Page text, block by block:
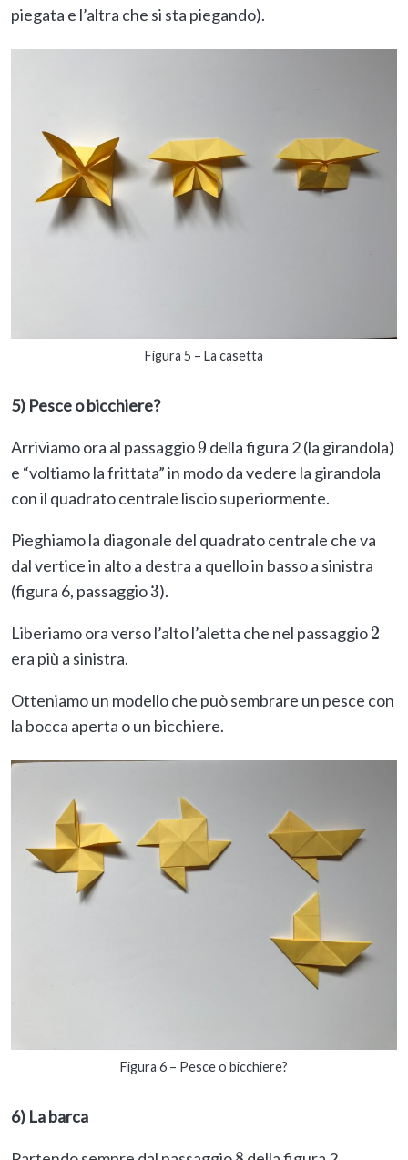
piegata e l’altra che si sta piegando).
Figura 5 – La casetta
5) Pesce o bicchiere?
Arriviamo ora al passaggio9 della figura 2 (la girandola)
e “voltiamo la frittata” in modo da vedere la girandola
con il quadrato centrale liscio superiormente.
Pieghiamo la diagonale del quadrato centrale che va
dal vertice in alto a destra a quello in basso a sinistra
(figura 6, passaggio3).
Liberiamo ora verso l’alto l’aletta che nel passaggio2
era più a sinistra.
Otteniamo un modello che può sembrare un pesce con
la bocca aperta o un bicchiere.
Figura 6 – Pesce o bicchiere?
6) La barca